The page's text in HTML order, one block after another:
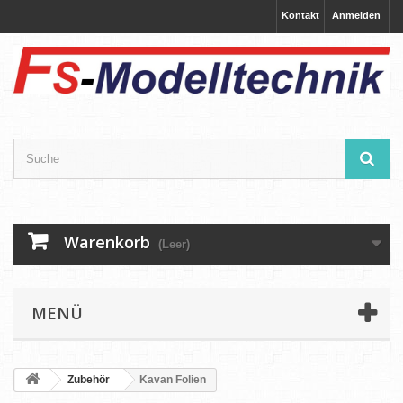
Anmelden
Kontakt
Warenkorb (Leer)
MENÜ
Zubehör Kavan Folien